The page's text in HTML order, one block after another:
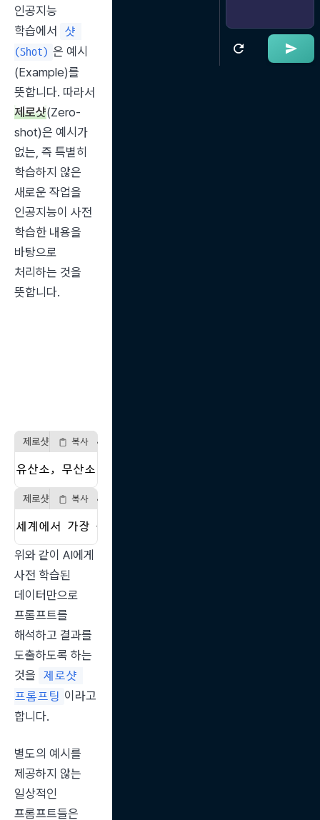
인공지능
학습에서
샷
(Shot) 은 예시
(Example)를
제로샷(Zero-
shot)은 예시가
없는, 즉 특별히
학습하지 않은
새로운 작업을
인공지능이 사전
학습한 내용을
바탕으로
처리하는 것을
뜻합니다.
제로샷 프롬프트 예시 1
복사
유산소, 무산소 운동의 차이점에 대해 200글자 내로 설
제로샷 프롬프트 예시 2
복사
세계에서 가장 높은 산은 어디인지, 그 높이는 얼마인지
위와 같이 AI에게
사전 학습된
데이터만으로
프롬프트를
해석하고 결과를
도출하도록 하는
것을
제로샷
프롬프팅 이라고
합니다.
별도의 예시를
제공하지 않는
일상적인
프롬프트들은